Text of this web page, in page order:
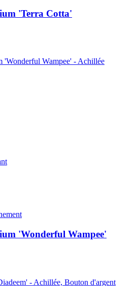
'Terra Cotta'
'Wonderful Wampee'